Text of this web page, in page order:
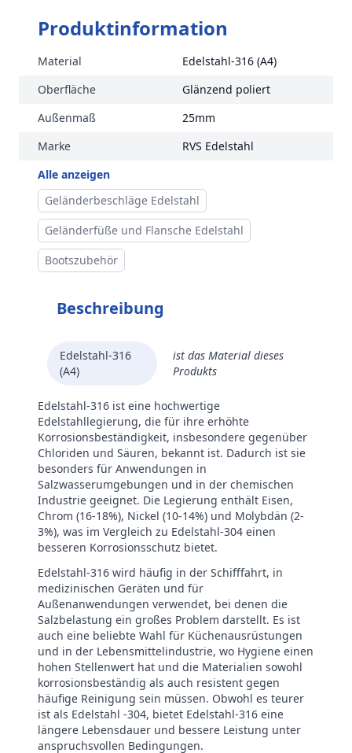
Produktinformation
Material
Edelstahl-316 (A4)
Oberfläche
Glänzend poliert
Außenmaß
25mm
Marke
RVS Edelstahl
Alle anzeigen
Geländerbeschläge Edelstahl
Geländerfüße und Flansche Edelstahl
Bootszubehör
Beschreibung
Edelstahl-316
(A4)
ist das Material dieses
Produkts
Edelstahl-316 ist eine hochwertige
Edelstahllegierung, die für ihre erhöhte
Korrosionsbeständigkeit, insbesondere gegenüber
Chloriden und Säuren, bekannt ist. Dadurch ist sie
besonders für Anwendungen in
Salzwasserumgebungen und in der chemischen
Industrie geeignet. Die Legierung enthält Eisen,
Chrom (16-18%), Nickel (10-14%) und Molybdän (2-
3%), was im Vergleich zu Edelstahl-304 einen
besseren Korrosionsschutz bietet.
Edelstahl-316 wird häufig in der Schifffahrt, in
medizinischen Geräten und für
Außenanwendungen verwendet, bei denen die
Salzbelastung ein großes Problem darstellt. Es ist
auch eine beliebte Wahl für Küchenausrüstungen
und in der Lebensmittelindustrie, wo Hygiene einen
hohen Stellenwert hat und die Materialien sowohl
korrosionsbeständig als auch resistent gegen
häufige Reinigung sein müssen. Obwohl es teurer
ist als Edelstahl -304, bietet Edelstahl-316 eine
längere Lebensdauer und bessere Leistung unter
anspruchsvollen Bedingungen.